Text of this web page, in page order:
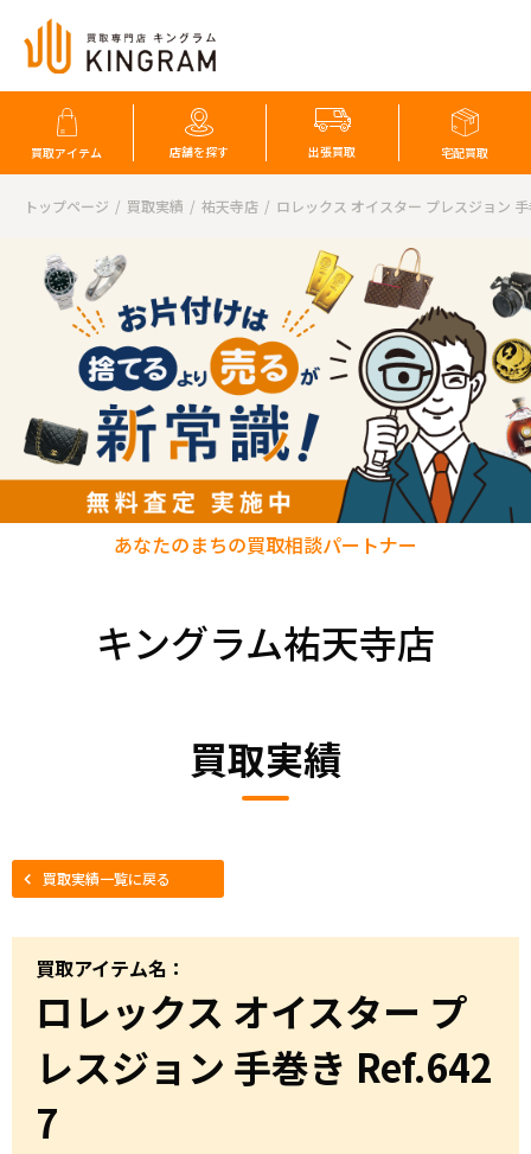
買取アイテム 店舗を探す 出張買取 宅配買取
トップページ 買取実績 祐天寺店 ロレックス オイスター プレスジョン
キングラム祐天寺店
あなたのまちの買取相談パートナー
買取実績
買取実績一覧に戻る
買取アイテム名：
ロレックス オイスター プ
レスジョン 手巻き Ref.642
7